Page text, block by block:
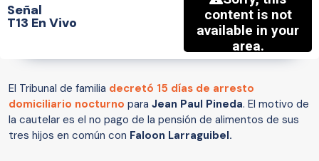
Señal
T13 En Vivo
El Tribunal de familia decretó 15 días de arresto
domiciliario nocturno para Jean Paul Pineda. El motivo de
la cautelar es el no pago de la pensión de alimentos de sus
tres hijos en común con Faloon Larraguibel.